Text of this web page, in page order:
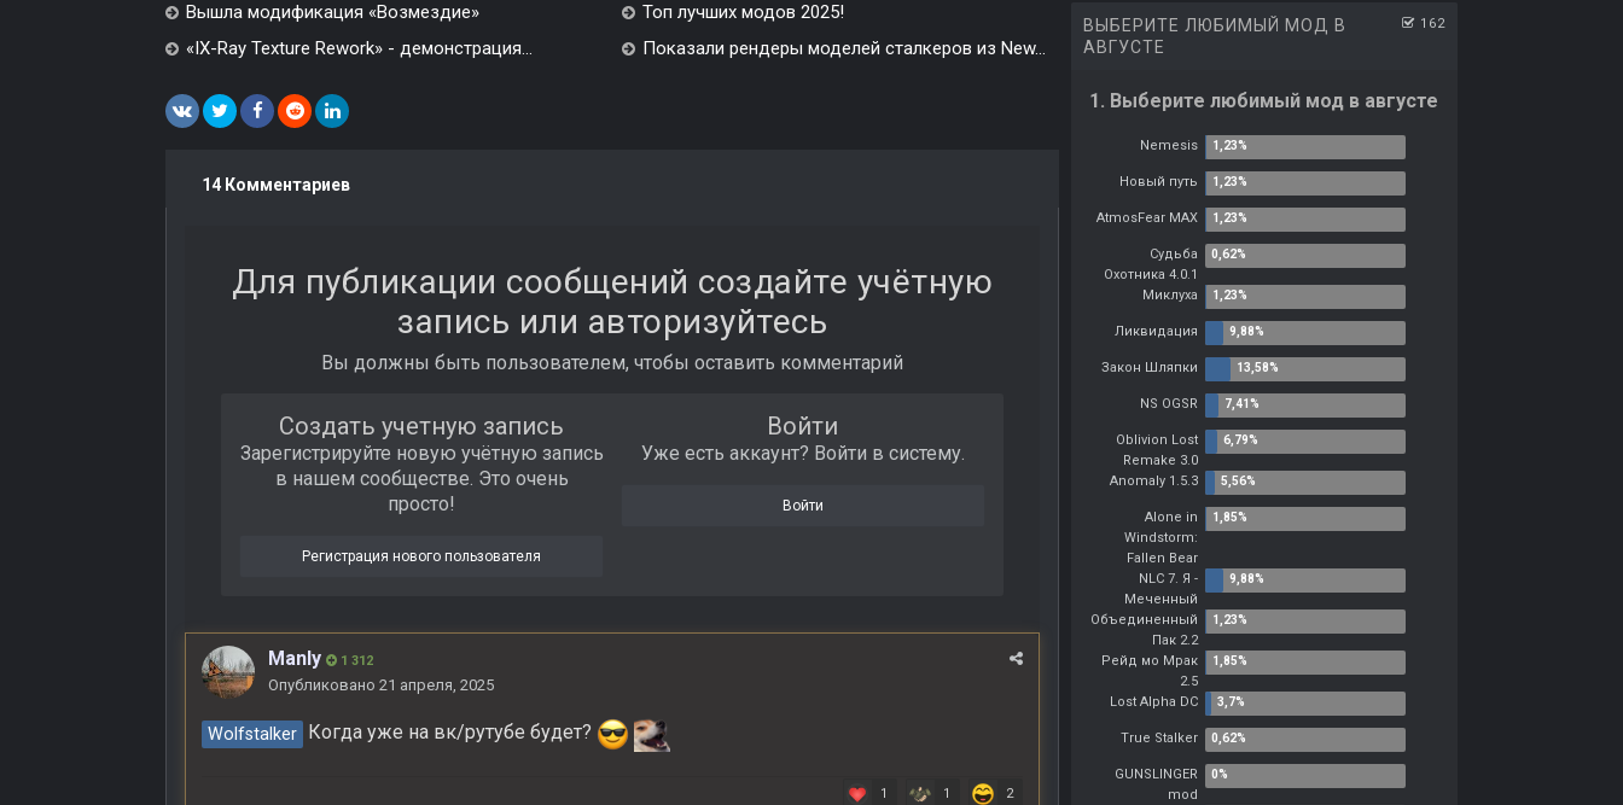
Вышла модификация «Возмездие»
Топ лучших модов 2025!
«IX-Ray Texture Rework» - демонстрация...
Показали рендеры моделей сталкеров из New...
14 Комментариев
Для публикации сообщений создайте учётную
запись или авторизуйтесь
Вы должны быть пользователем, чтобы оставить комментарий
Создать учетную запись
Зарегистрируйте новую учётную запись
в нашем сообществе. Это очень
просто!
Регистрация нового пользователя
Войти
Уже есть аккаунт? Войти в систему.
Войти
Manly 1 312
Опубликовано 21 апреля, 2025
Wolfstalker Когда уже на вк/рутубе будет?
1 1 2
162
ВЫБЕРИТЕ ЛЮБИМЫЙ МОД В
АВГУСТЕ
1. Выберите любимый мод в августе
Nemesis
Новый путь
AtmosFear MAX
Судьба
Охотника 4.0.1
Миклуха
Ликвидация
Закон Шляпки
NS OGSR
Oblivion Lost
Remake 3.0
Anomaly 1.5.3
Alone in
Windstorm:
Fallen Bear
NLC 7. Я -
Меченный
Объединенный
Пак 2.2
Рейд мо Мрак
2.5
Lost Alpha DC
True Stalker
GUNSLINGER
mod